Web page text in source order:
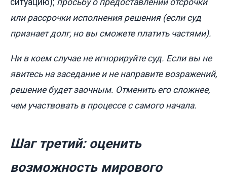
ситуацию); просьбу о предоставлении отсрочки
или рассрочки исполнения решения (если суд
признает долг, но вы сможете платить частями).
Ни в коем случае не игнорируйте суд. Если вы не
явитесь на заседание и не направите возражений,
решение будет заочным. Отменить его сложнее,
чем участвовать в процессе с самого начала.
Шаг третий: оценить
возможность мирового